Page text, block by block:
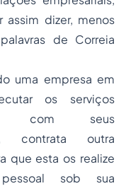
assim dizer, menos
de Correia
uma empresa em
os serviços
com seus
contrata outra
que esta os realize
sob sua